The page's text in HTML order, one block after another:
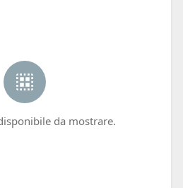
da mostrare.